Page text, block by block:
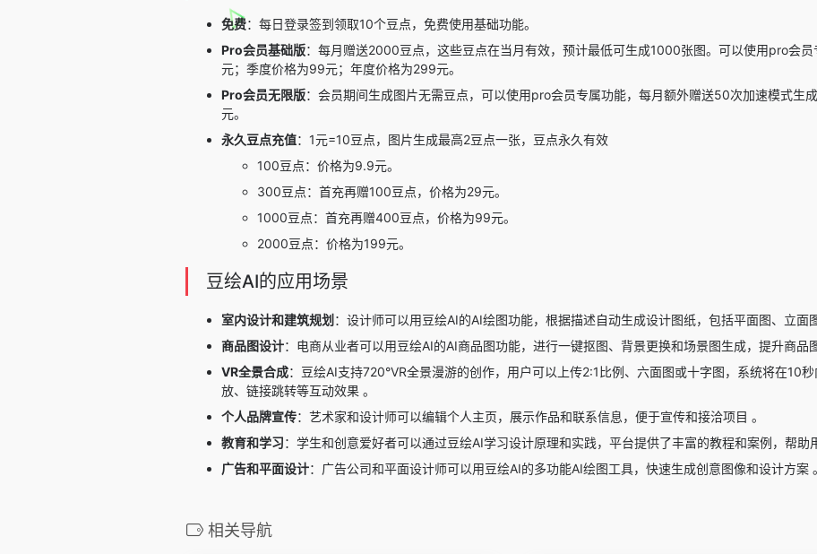
免费：每日登录签到领取10个豆点，免费使用基础功能。
Pro会员基础版：每月赠送2000豆点，这些豆点在当月有效，预计最低可生成1000张图。可以使用pro会
元；季度价格为99元；年度价格为299元。
Pro会员无限版：会员期间生成图片无需豆点，可以使用pro会员专属功能，每月额外赠送50次加速模式
元。
永久豆点充值：1元=10豆点，图片生成最高2豆点一张，豆点永久有效
100豆点：价格为9.9元。
300豆点：首充再赠100豆点，价格为29元。
1000豆点：首充再赠400豆点，价格为99元。
2000豆点：价格为199元。
豆绘AI的应用场景
室内设计和建筑规划 ：设计师可以用豆绘AI的AI绘图功能，根据描述自动生成设计图纸，包括平面图、立面
商品图设计：电商从业者可以用豆绘AI的AI商品图功能，进行一键抠图、背景更换和场景图生成，提升商品
VR全景合成：豆绘AI支持720°VR全景漫游的创作，用户可以上传2:1比例、六面图或十字图，系统将在10
放、链接跳转等互动效果 。
个人品牌宣传：艺术家和设计师可以编辑个人主页，展示作品和联系信息，便于宣传和接洽项目 。
教育和学习：学生和创意爱好者可以通过豆绘AI学习设计原理和实践，平台提供了丰富的教程和案例，帮助
广告和平面设计：广告公司和平面设计师可以用豆绘AI的多功能AI绘图工具，快速生成创意图像和设计方案 。
相关导航